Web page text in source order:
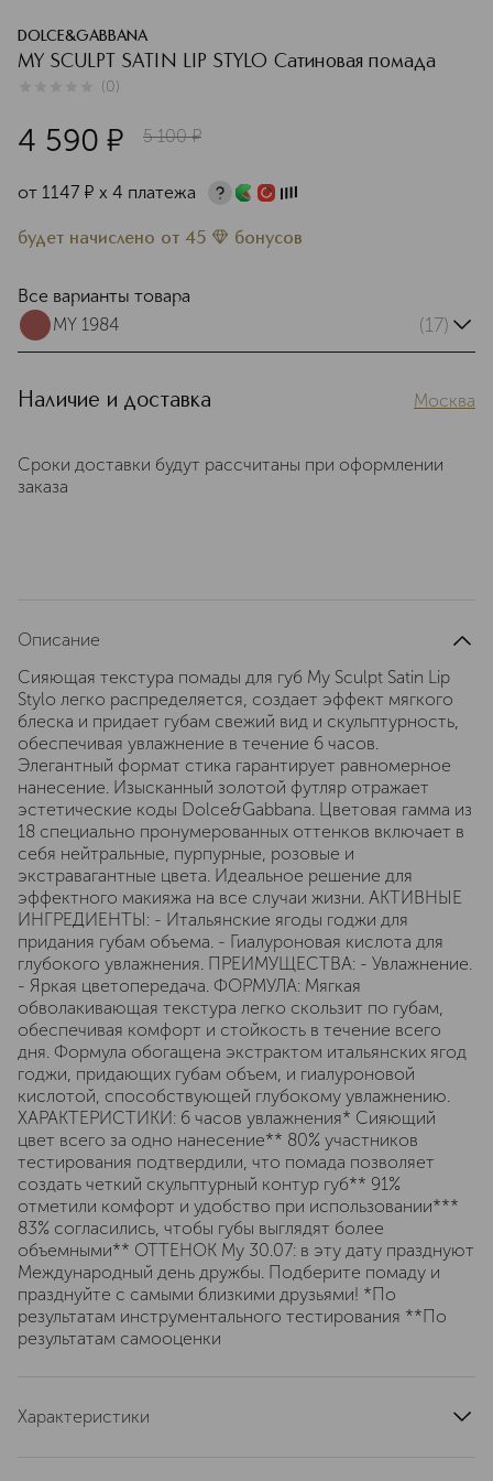
DOLCE&GABBANA
MY SCULPT SATIN LIP STYLO Сатиновая помада
(0)
4 590 ¤ 5 100 ¤
от 1147 ¤ х 4 платежа
будет начислено от 45 бонусов
Все варианты товара
MY 1984
(17)
Наличие и доставка Москва
Сроки доставки будут рассчитаны при оформлении
заказа
Описание
Сияющая текстура помады для губ My Sculpt Satin Lip
Stylo легко распределяется, создает эффект мягкого
блеска и придает губам свежий вид и скульптурность,
обеспечивая увлажнение в течение 6 часов.
Элегантный формат стика гарантирует равномерное
нанесение. Изысканный золотой футляр отражает
эстетические коды Dolce&Gabbana. Цветовая гамма из
18 специально пронумерованных оттенков включает в
себя нейтральные, пурпурные, розовые и
экстравагантные цвета. Идеальное решение для
эффектного макияжа на все случаи жизни. АКТИВНЫЕ
ИНГРЕДИЕНТЫ: - Итальянские ягоды годжи для
придания губам объема. - Гиалуроновая кислота для
глубокого увлажнения. ПРЕИМУЩЕСТВА: - Увлажнение.
- Яркая цветопередача. ФОРМУЛА: Мягкая
обволакивающая текстура легко скользит по губам,
обеспечивая комфорт и стойкость в течение всего
дня. Формула обогащена экстрактом итальянских ягод
годжи, придающих губам объем, и гиалуроновой
кислотой, способствующей глубокому увлажнению.
ХАРАКТЕРИСТИКИ: 6 часов увлажнения* Сияющий
цвет всего за одно нанесение** 80% участников
тестирования подтвердили, что помада позволяет
создать четкий скульптурный контур губ** 91%
отметили комфорт и удобство при использовании***
83% согласились, чтобы губы выглядят более
объемными** ОТТЕНОК My 30.07: в эту дату празднуют
Международный день дружбы. Подберите помаду и
празднуйте с самыми близкими друзьями! *По
результатам инструментального тестирования **По
результатам самооценки
Характеристики